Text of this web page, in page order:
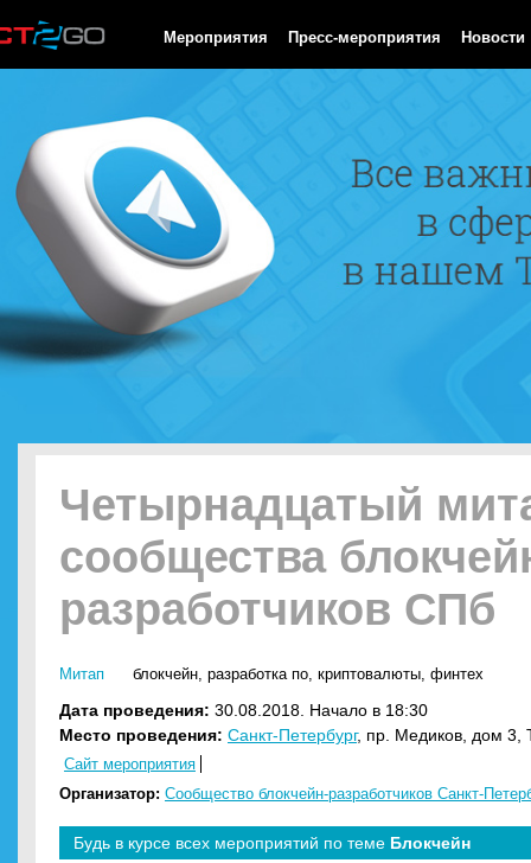
Мероприятия Пресс-мероприятия Новости
Четырнадцатый
сообщества
разработчиков СПб
Митап блокчейн, разработка по, криптовалюты, финтех
Дата проведения: 30.08.2018. Начало в 18:30
Место проведения: Санкт-Петербург, пр. Медиков, дом 3,
Сайт мероприятия
Организатор: Сообщество блокчейн-разработчиков Санкт-
Будь в курсе всех мероприятий по теме Блокчейн